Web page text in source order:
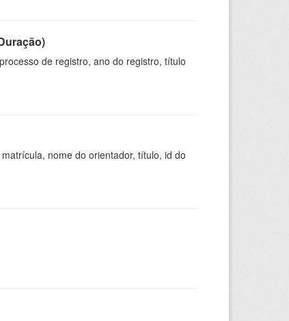
de registro, ano do registro, título
nome do orientador, título, id do